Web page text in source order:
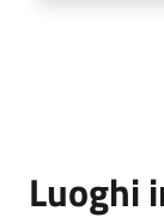
Luoghi